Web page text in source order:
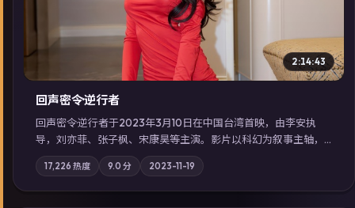
2:14:43
回声密令·逆行者
回声密令·逆行者于2023年3月10日在中国台湾首映，由李安执
导，刘亦菲、张子枫、宋康昊等主演。影片以科幻为叙事主轴，
一场意外将众人卷入不可撤回的连锁反应；摄影与配乐强化地域
气质；站内亦可通过「国产免费观看高清电视剧在线看」延展检
索同类型高分佳作，畅享高清在线追剧体验。
17,226 热度 9.0 分 2023-11-19